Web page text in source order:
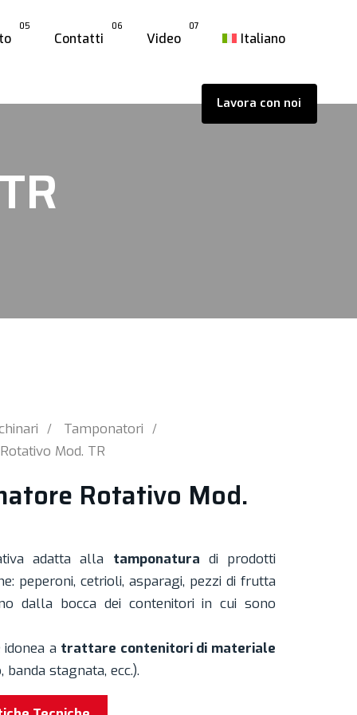
05
Contatti
06
Video
07
Italiano
Lavora con noi
Tamponatori
Mod. TR
Rotativo Mod.
adatta alla tamponatura di prodotti
peperoni, cetrioli, asparagi, pezzi di frutta
dalla bocca dei contenitori in cui sono
a trattare contenitori di materiale
stagnata, ecc.).